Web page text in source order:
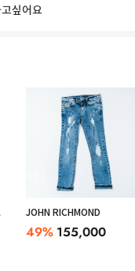
싶어요
JOHN RICHMOND
49% 155,000